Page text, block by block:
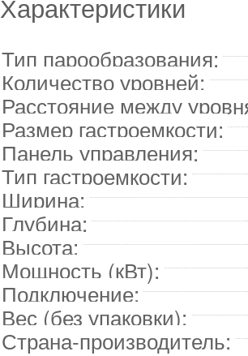
Характеристики
Тип парообразования:
Количество уровней:
Расстояние между
Размер гастроемкости:
Панель управления:
Тип гастроемкости:
Ширина:
Глубина:
Высота:
Мощность (кВт):
Подключение:
Вес (без упаковки):
Страна-производитель: